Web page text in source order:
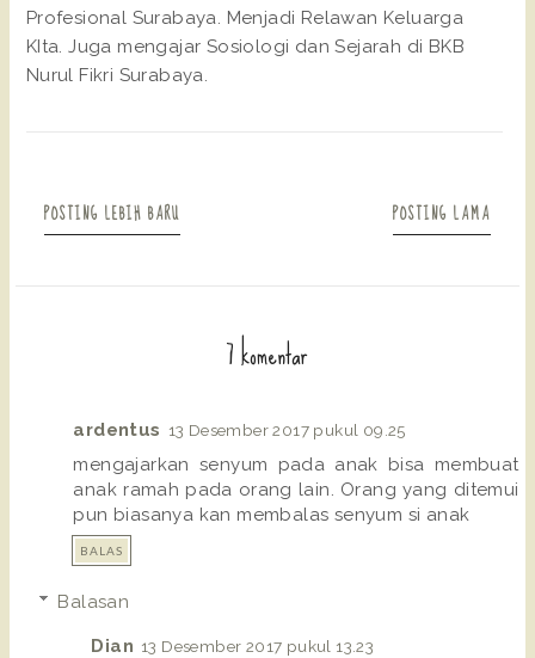
Profesional Surabaya. Menjadi Relawan Keluarga
KIta. Juga mengajar Sosiologi dan Sejarah di BKB
Nurul Fikri Surabaya.
POSTING LEBIH BARU POSTING LAMA
7 komentar
ardentus 13 Desember 2017 pukul 09.25
mengajarkan senyum pada anak bisa membuat
anak ramah pada orang lain. Orang yang ditemui
pun biasanya kan membalas senyum si anak
BALAS
Balasan
Dian 13 Desember 2017 pukul 13.23